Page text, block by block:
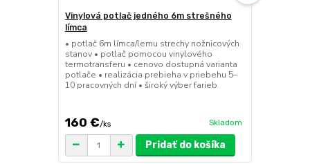
Vinylová potlač jedného 6m strešného
límca
• potlač 6m límca/lemu strechy nožnicových
stanov • potlač pomocou vinylového
termotransferu • cenovo dostupná varianta
potlače • realizácia prebieha v priebehu 5–
10 pracovných dní • široký výber farieb
160 €/ks Skladom
Pridať do košíka